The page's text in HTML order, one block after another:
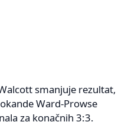
smanjuje rezultat,
Ward-Prowse
za konačnih 3:3.